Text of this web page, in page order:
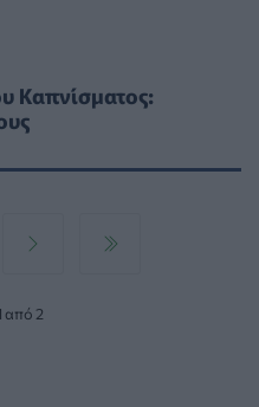
Καπνίσματος:
από 2